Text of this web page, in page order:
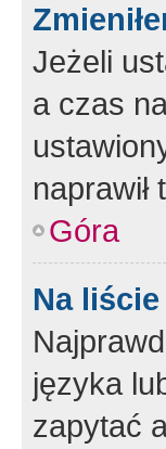
Jeżeli
a czas
naprawił
Góra
Na
języka
zapytać